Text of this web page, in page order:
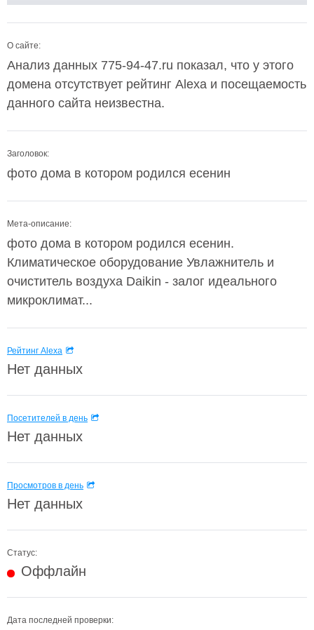
О сайте:
Анализ данных 775-94-47.ru показал, что у этого
домена отсутствует рейтинг Alexa и посещаемость
данного сайта неизвестна.
Заголовок:
фото дома в котором родился есенин
Мета-описание:
фото дома в котором родился есенин.
Климатическое оборудование Увлажнитель и
очиститель воздуха Daikin - залог идеального
микроклимат...
Рейтинг Alexa
Нет данных
Посетителей в день
Нет данных
Просмотров в день
Нет данных
Статус:
Оффлайн
Дата последней проверки: